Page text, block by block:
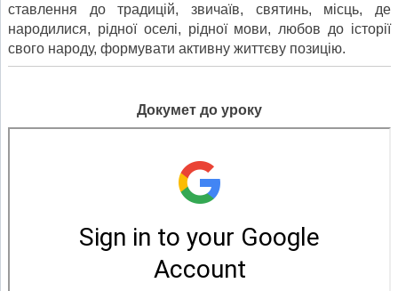
ставлення до традицій, звичаїв, святинь, місць, де
народилися, рідної оселі, рідної мови, любов до історії
свого народу, формувати активну життєву позицію.
Докумет до уроку